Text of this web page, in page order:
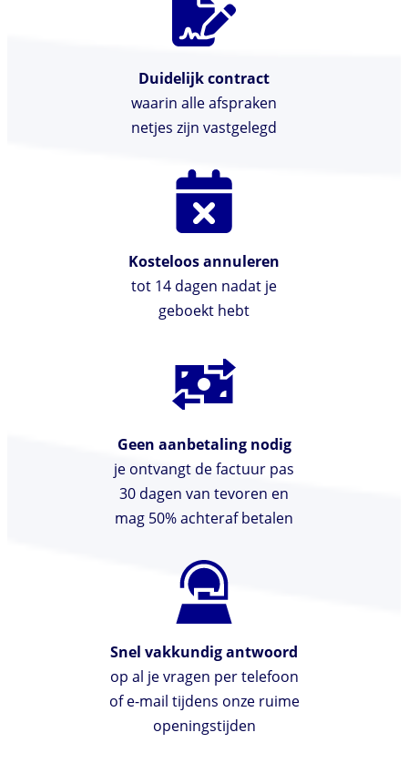
Duidelijk contract
waarin alle afspraken
netjes zijn vastgelegd
Kosteloos annuleren
tot 14 dagen nadat je
geboekt hebt
Geen aanbetaling nodig
je ontvangt de factuur pas
30 dagen van tevoren en
mag 50% achteraf betalen
Snel vakkundig antwoord
op al je vragen per telefoon
of e-mail tijdens onze ruime
openingstijden